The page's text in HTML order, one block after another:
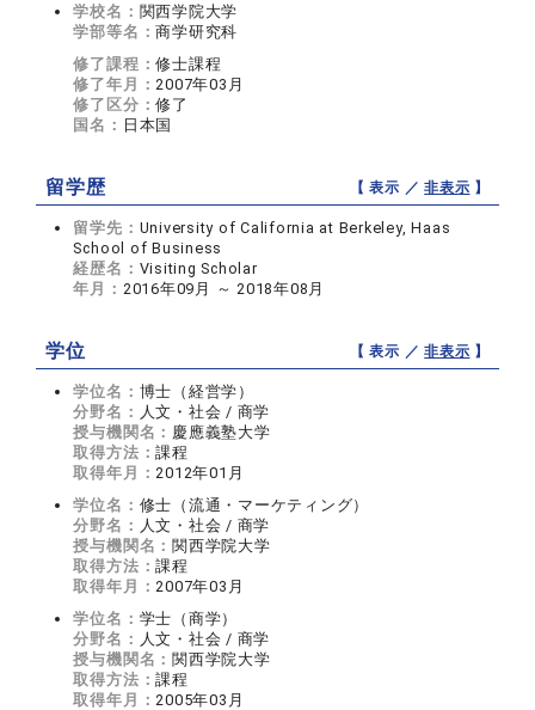
学校名： 関西学院大学
学部等名：商学研究科
修了課程：修士課程
修了年月： 2007年03月
修了区分：修了
国名： 日本国
留学歴 【 表示 ／非表示 】
留学先： University of California at Berkeley, Haas
School of Business
経歴名： Visiting Scholar
年月： 2016年09月 ～ 2018年08月
学位 【 表示 ／非表示 】
学位名： 博士（経営学）
分野名： 人文・社会 / 商学
授与機関名： 慶應義塾大学
取得方法：課程
取得年月： 2012年01月
学位名： 修士（流通・マーケティング）
分野名： 人文・社会 / 商学
授与機関名： 関西学院大学
取得方法：課程
取得年月： 2007年03月
学位名： 学士（商学）
分野名： 人文・社会 / 商学
授与機関名： 関西学院大学
取得方法：課程
取得年月： 2005年03月